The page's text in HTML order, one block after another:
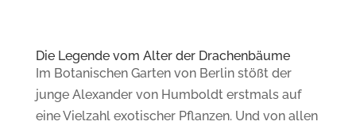
Die Legende vom Alter der Drachenbäume
Im Botanischen Garten von Berlin stößt der
junge Alexander von Humboldt erstmals auf
eine Vielzahl exotischer Pflanzen. Und von allen